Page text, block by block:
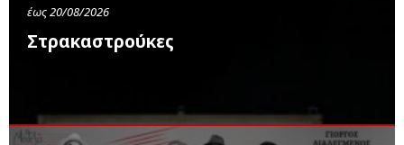
έως 20/08/2026
Στρακαστρούκες